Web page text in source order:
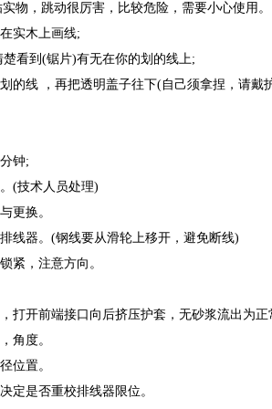
，跳动很厉害，比较危险，需要小心使用。
实木上画线;
看到(锯片)有无在你的划的线上;
线 ，再把透明盖子往下(自己须拿捏，请戴
钟;
(技术人员处理)
更换。
器。(钢线要从滑轮上移开，避免断线)
，注意方向。
开前端接口向后挤压护套，无砂浆流出为正
角度。
位置。
是否重校排线器限位。